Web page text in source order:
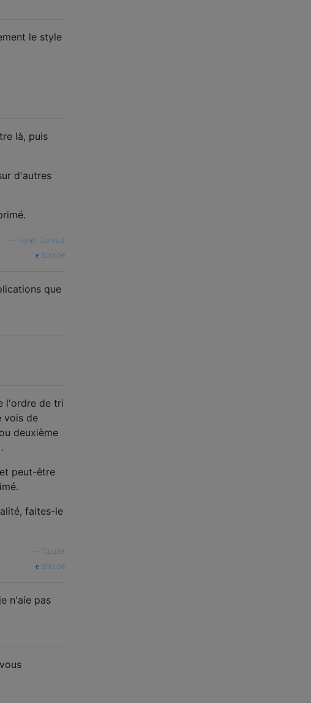
le style
là, puis
d'autres
Ryan Conrad
source
que
l'ordre de tri
vois de
deuxième
.
peut-être
faites-le
Couler
source
n'aie pas